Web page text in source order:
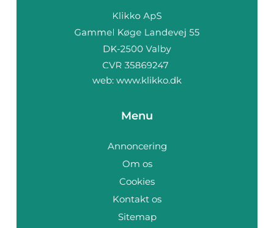
web: www.klikko.dk
Menu
Annoncering
Om os
Cookies
Kontakt os
Sitemap